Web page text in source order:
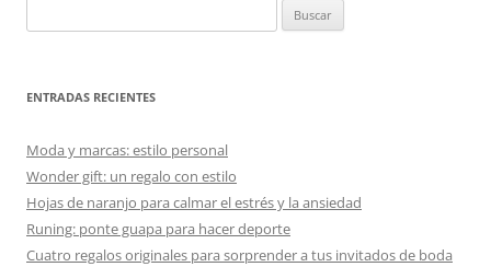
ENTRADAS RECIENTES
Moda y marcas: estilo personal
Wonder gift: un regalo con estilo
Hojas de naranjo para calmar el estrés y la ansiedad
Runing: ponte guapa para hacer deporte
Cuatro regalos originales para sorprender a tus invitados de boda